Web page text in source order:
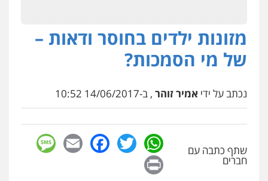
מזונות ילדים בחוסר ודאות –
של מי הסמכות?
נכתב על ידי אמיר זוהר , ב-14/06/2017 10:52
שתף כתבה עם
חברים
WhatsApp
Twitter
Facebook
Email